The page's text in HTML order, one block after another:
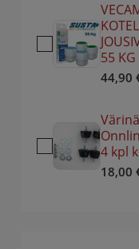
55 KG
44,90
4 kpl
18,00